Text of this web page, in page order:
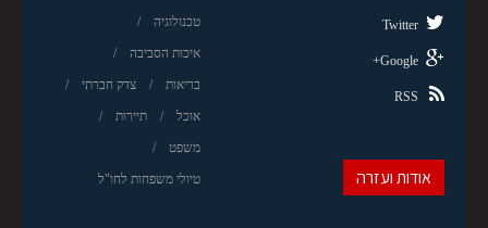
טכנולוגיה
איכות הסביבה
בריאות צדק חברתי
אוכל תיירות
משפט
טיולי משפחות לחו"ל
Twitter
Google+
RSS
אודות ועזרה